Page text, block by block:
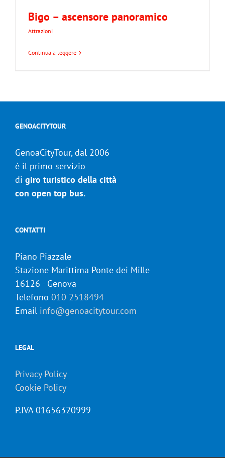
Bigo – ascensore panoramico
Attrazioni
Continua a leggere
GENOACITYTOUR
GenoaCityTour, dal 2006
è il primo servizio
di giro turistico della città
con open top bus.
CONTATTI
Piano Piazzale
Stazione Marittima Ponte dei Mille
16126 - Genova
Telefono 010 2518494
Email info@genoacitytour.com
LEGAL
Privacy Policy
Cookie Policy
P.IVA 01656320999